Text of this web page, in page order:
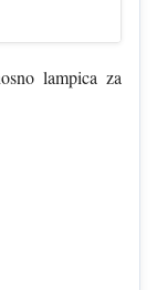
lampica za